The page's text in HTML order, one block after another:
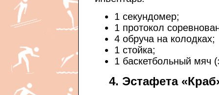
1 секундомер;
1 протокол
4 обруча на колодках;
1 стойка;
1 баскетбольный мяч
4. Эстафета